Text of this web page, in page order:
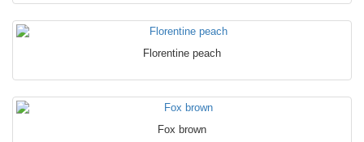
Florentine peach
Fox brown